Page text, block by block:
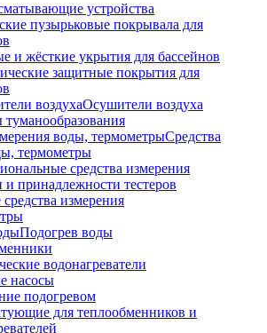
устройства
пузырьковые покрывала для
и жёсткие укрытия для бассейнов
защитные покрытия для
Осушители воздуха
Средства
термометры
средства измерения
и принадлежности тестеров
измерения
Подогрев воды
водонагреватели
насосы
подогревом
для теплообменников и